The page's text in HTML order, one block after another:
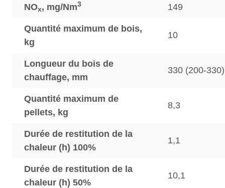
NOx, mg/Nm3 149
Quantité maximum de bois,
kg
10
Longueur du bois de
chauffage, mm
330 (200-330)
Quantité maximum de
pellets, kg
8,3
Durée de restitution de la
chaleur (h) 100%
1,1
Durée de restitution de la
chaleur (h) 50%
10,1